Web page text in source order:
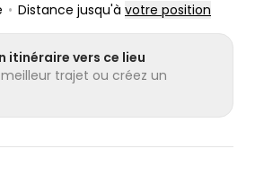
• Distance jusqu'à votre position
itinéraire vers ce lieu
trajet ou créez un